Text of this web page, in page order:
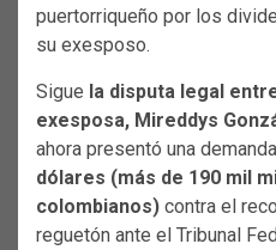
puertorriqueño por los
su exesposo.
Sigue la disputa legal
exesposa, Mireddys
ahora presentó una
dólares (más de 190 mil
colombianos) contra el
reguetón ante el Tribunal